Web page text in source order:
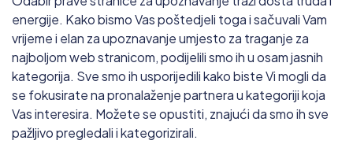
MyDates
8.0/10
20 000samci 30+idealno doba
energije. Kako bismo Vas poštedjeli toga i sačuvali Vam
vrijeme i elan za upoznavanje umjesto za traganje za
najboljom web stranicom, podijelili smo ih u osam jasnih
kategorija. Sve smo ih usporijedili kako biste Vi mogli da
se fokusirate na pronalaženje partnera u kategoriji koja
Vas interesira. Možete se opustiti, znajući da smo ih sve
pažljivo pregledali i kategorizirali.